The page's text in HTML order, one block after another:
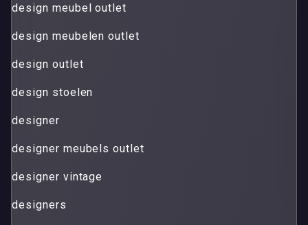
design meubel outlet
design meubelen outlet
design outlet
design stoelen
designer
designer meubels outlet
designer vintage
designers